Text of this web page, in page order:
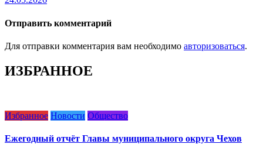
Отправить комментарий
Для отправки комментария вам необходимо авторизоваться.
ИЗБРАННОЕ
Избранное Новости Общество
Ежегодный отчёт Главы муниципального округа Чехов